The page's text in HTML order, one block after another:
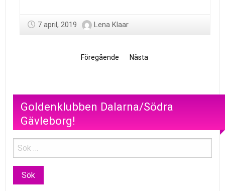
7 april, 2019 Lena Klaar
Föregående Nästa
Goldenklubben Dalarna/Södra
Gävleborg!